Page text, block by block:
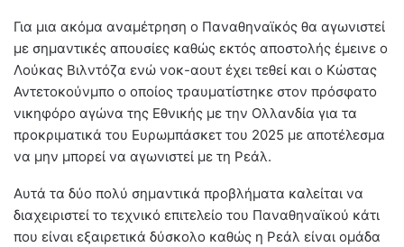
Για μια ακόμα αναμέτρηση ο Παναθηναϊκός θα αγωνιστεί
με σημαντικές απουσίες καθώς εκτός αποστολής έμεινε ο
Λούκας Βιλντόζα ενώ νοκ-αουτ έχει τεθεί και ο Κώστας
Αντετοκούνμπο ο οποίος τραυματίστηκε στον πρόσφατο
νικηφόρο αγώνα της Εθνικής με την Ολλανδία για τα
προκριματικά του Ευρωμπάσκετ του 2025 με αποτέλεσμα
να μην μπορεί να αγωνιστεί με τη Ρεάλ.
Αυτά τα δύο πολύ σημαντικά προβλήματα καλείται να
διαχειριστεί το τεχνικό επιτελείο του Παναθηναϊκού κάτι
που είναι εξαιρετικά δύσκολο καθώς η Ρεάλ είναι ομάδα